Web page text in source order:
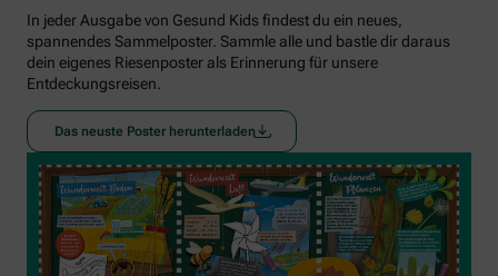
In jeder Ausgabe von Gesund Kids findest du ein neues,
spannendes Sammelposter. Sammle alle und bastle dir daraus
dein eigenes Riesenposter als Erinnerung für unsere
Entdeckungsreisen.
Das neuste Poster herunterladen